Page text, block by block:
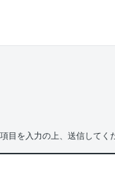
目を入力の上、送信してく